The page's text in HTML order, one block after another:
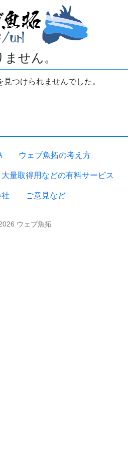
せん。
つけられませんでした。
ウェブ魚拓の考え方
量取得用などの有料サービス
ご意見など
ウェブ魚拓